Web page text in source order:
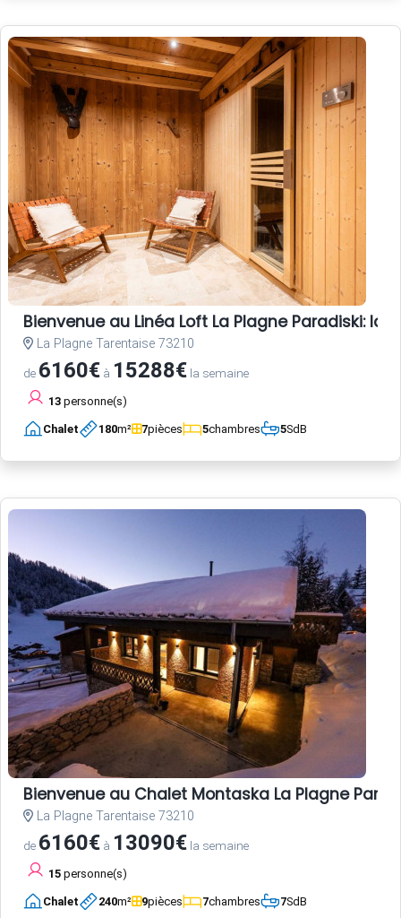
Bienvenue au Linéa Loft La Plagne Paradiski:
La Plagne Tarentaise 73210
de 6160€ à 15288€ la semaine
13 personne(s)
Chalet 180m² 7pièces 5chambres 5SdB
Bienvenue au Chalet Montaska La Plagne
La Plagne Tarentaise 73210
de 6160€ à 13090€ la semaine
15 personne(s)
Chalet 240m² 9pièces 7chambres 7SdB